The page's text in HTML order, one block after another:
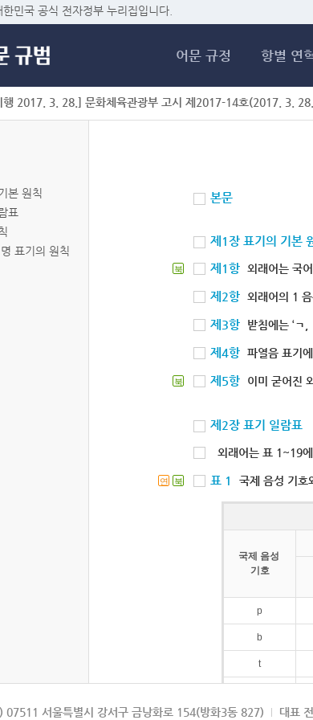
민국 공식 전자정부 누리집입니다.
어문 규정 항별 연
행 2017. 3. 28.] 문화체육관광부 고시 제2017-14호(2017. 3.
본 원칙
표
표기의 원칙
본문
제1장 표기의 기본
북 제1항 외래어는 국
제2항 외래어의 1
제3항 받침에는 ‘ㄱ
제4항 파열음 표기
북 제5항 이미 굳어진
제2장 표기 일람표
외래어는 표 1~19
연 북 표 1 국제 음성 기호
국제 음성
기호
p
b
t
k
07511 서울특별시 강서구 금낭화로 154(방화3동 827) 대표